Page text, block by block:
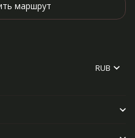
маршрут
RUB